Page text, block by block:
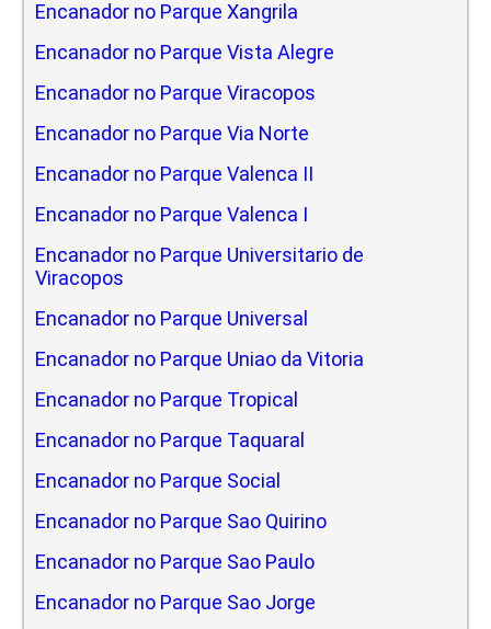
Encanador no Parque Xangrila
Encanador no Parque Vista Alegre
Encanador no Parque Viracopos
Encanador no Parque Via Norte
Encanador no Parque Valenca II
Encanador no Parque Valenca I
Encanador no Parque Universitario de
Viracopos
Encanador no Parque Universal
Encanador no Parque Uniao da Vitoria
Encanador no Parque Tropical
Encanador no Parque Taquaral
Encanador no Parque Social
Encanador no Parque Sao Quirino
Encanador no Parque Sao Paulo
Encanador no Parque Sao Jorge